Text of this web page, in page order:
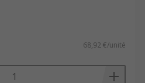
68,92 €/unité